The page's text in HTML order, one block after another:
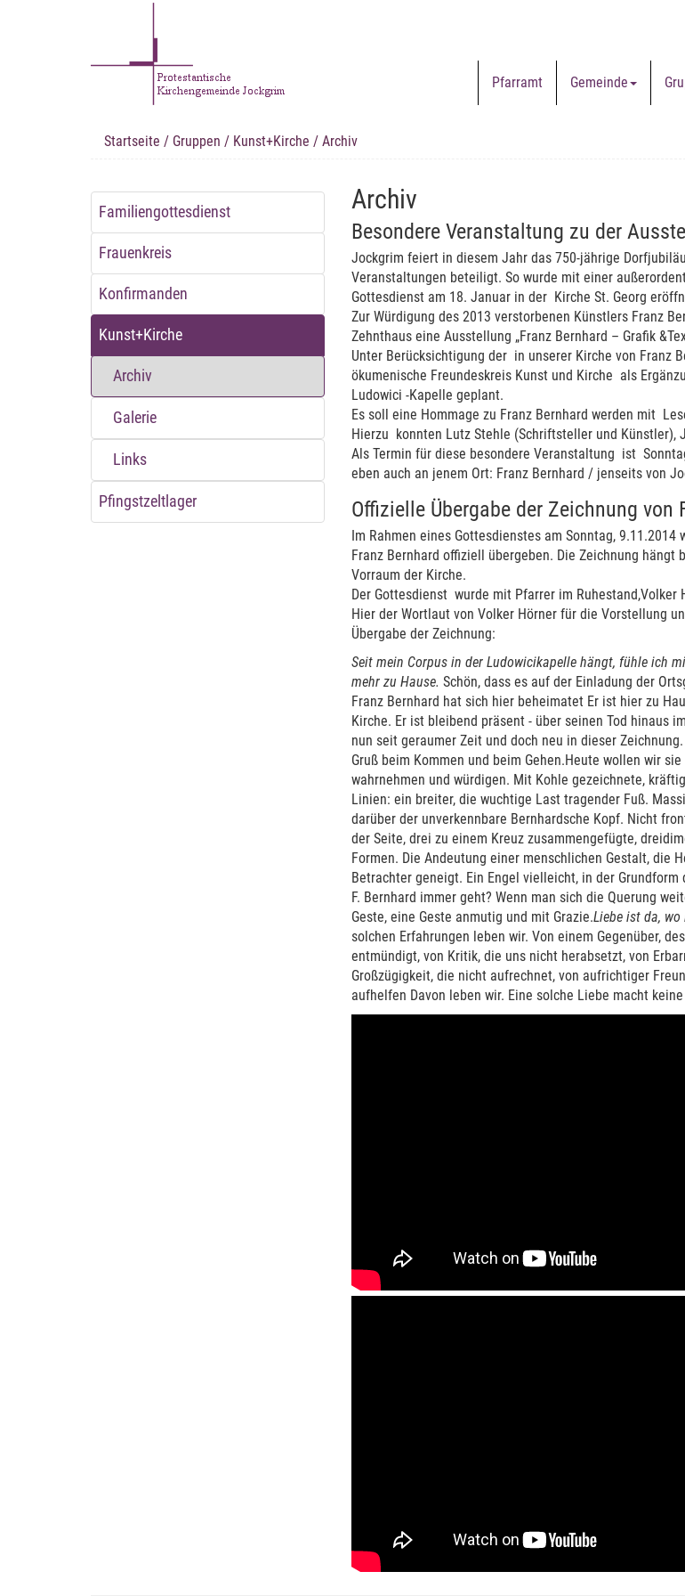
Pfarramt Gemeinde
Startseite / Gruppen / Kunst+Kirche / Archiv
Familiengottesdienst
Frauenkreis
Konfirmanden
Kunst+Kirche
Archiv
Galerie
Links
Pfingstzeltlager
Archiv
Besondere Veranstaltung zu der
Jockgrim feiert in diesem Jahr das 750-jährige
Veranstaltungen beteiligt. So wurde mit einer
Gottesdienst am 18. Januar in der Kirche St. Georg
Zur Würdigung des 2013 verstorbenen Künstlers Franz
Zehnthaus eine Ausstellung „Franz Bernhard – Grafik
Unter Berücksichtigung der in unserer Kirche von Franz
ökumenische Freundeskreis Kunst und Kirche als
Ludowici -Kapelle geplant.
Es soll eine Hommage zu Franz Bernhard werden mit
Hierzu konnten Lutz Stehle (Schriftsteller und Künstler),
Als Termin für diese besondere Veranstaltung ist
eben auch an jenem Ort: Franz Bernhard / jenseits von
Offizielle Übergabe der Zeichnung von
Im Rahmen eines Gottesdienstes am Sonntag, 9.11.2014
Franz Bernhard offiziell übergeben. Die Zeichnung hängt
Vorraum der Kirche.
Der Gottesdienst wurde mit Pfarrer im Ruhestand,Volker
Hier der Wortlaut von Volker Hörner für die Vorstellung
Übergabe der Zeichnung:
Seit mein Corpus in der Ludowicikapelle hängt, fühle ich
mehr zu Hause. Schön, dass es auf der Einladung der
Franz Bernhard hat sich hier beheimatet Er ist hier zu
Kirche. Er ist bleibend präsent - über seinen Tod hinaus
nun seit geraumer Zeit und doch neu in dieser
Gruß beim Kommen und beim Gehen.Heute wollen wir
wahrnehmen und würdigen. Mit Kohle gezeichnete,
Linien: ein breiter, die wuchtige Last tragender Fuß.
darüber der unverkennbare Bernhardsche Kopf. Nicht
der Seite, drei zu einem Kreuz zusammengefügte,
Formen. Die Andeutung einer menschlichen Gestalt, die
Betrachter geneigt. Ein Engel vielleicht, in der Grundform
F. Bernhard immer geht? Wenn man sich die Querung
Geste, eine Geste anmutig und mit Grazie.Liebe ist da,
solchen Erfahrungen leben wir. Von einem Gegenüber,
entmündigt, von Kritik, die uns nicht herabsetzt, von
Großzügigkeit, die nicht aufrechnet, von aufrichtiger
aufhelfen Davon leben wir. Eine solche Liebe macht